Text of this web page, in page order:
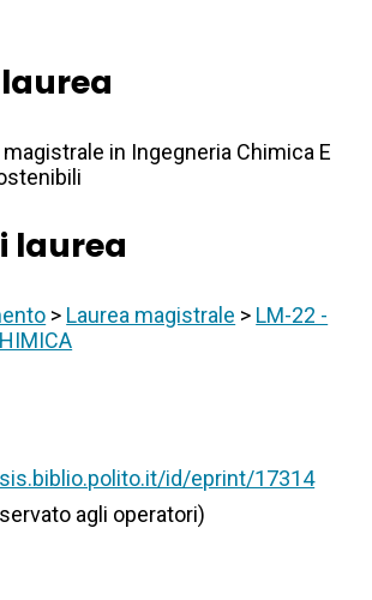
in Ingegneria Chimica E
laurea
> Laurea magistrale > LM-22 -
id/eprint/17314
agli operatori)